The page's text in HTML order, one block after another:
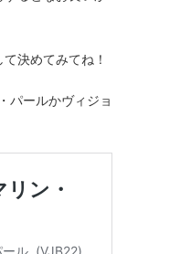
決めてみてね！
パールかヴィジョ